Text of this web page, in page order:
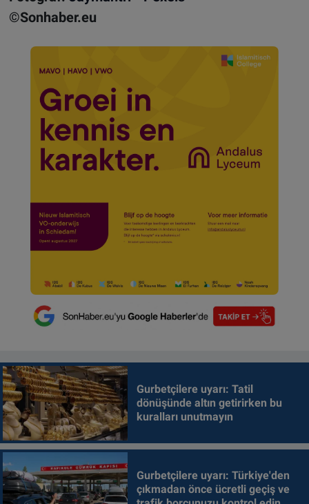
©Sonhaber.eu
Gurbetçilere uyarı: Tatil
dönüşünde altın getirirken bu
kuralları unutmayın
Gurbetçilere uyarı: Türkiye'den
çıkmadan önce ücretli geçiş ve